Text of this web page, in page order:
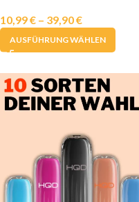
10,99€ – 39,90€
AUSFÜHRUNG WÄHLEN